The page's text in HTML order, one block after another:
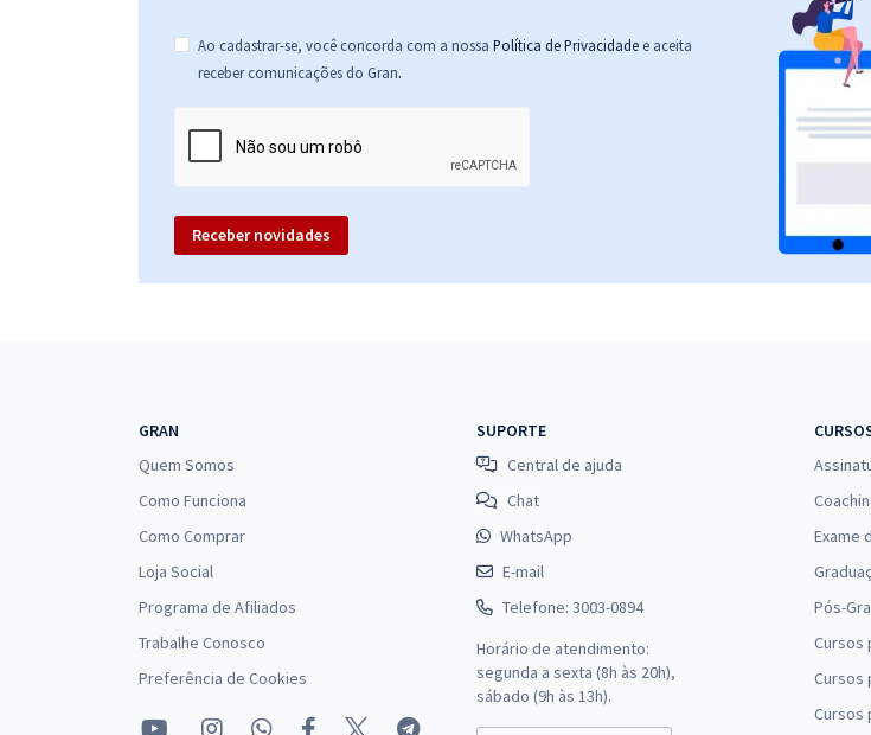
Ao cadastrar-se, você concorda com a nossa Política de Privacidade e aceita
receber comunicações do Gran.
Receber novidades
GRAN
Quem Somos
Como Funciona
Como Comprar
Loja Social
Programa de Afiliados
Trabalhe Conosco
Preferência de Cookies
SUPORTE
Central de ajuda
Chat
WhatsApp
E-mail
Telefone: 3003-0894
Horário de atendimento:
segunda a sexta (8h às 20h),
sábado (9h às 13h).
Exame
Pós-
Cursos
Cursos
Cursos